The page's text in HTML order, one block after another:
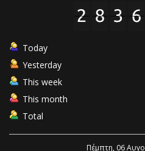
Today
Yesterday
This week
This month
Total
Πέμπτη, 06